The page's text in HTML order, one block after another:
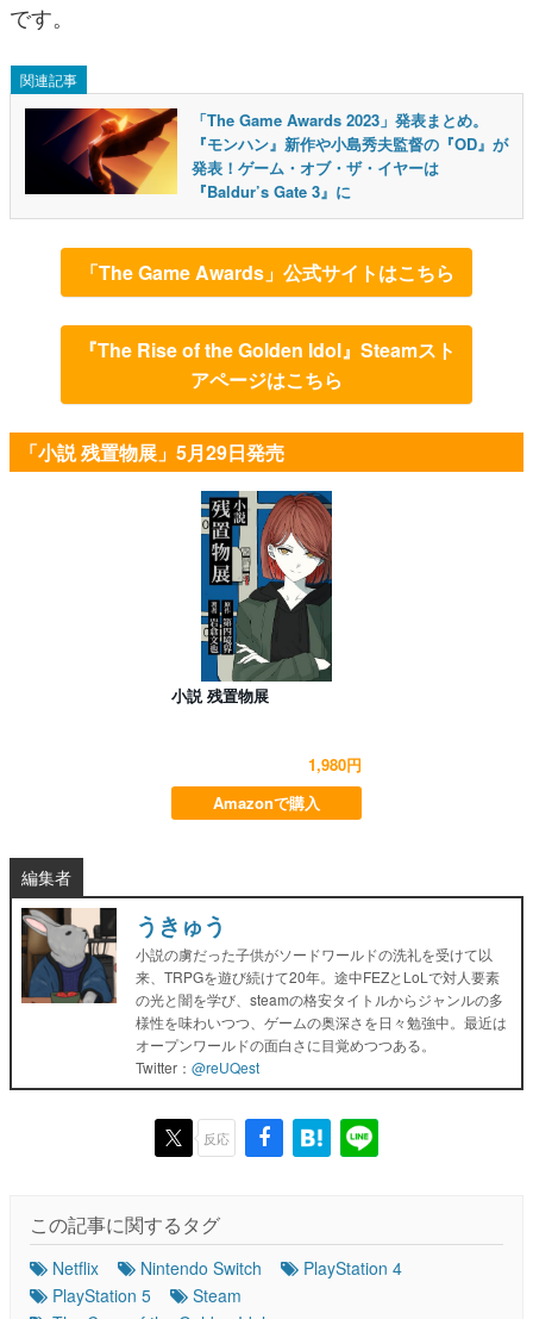
です。
関連記事
「The Game Awards 2023」発表まとめ。
『モンハン』新作や小島秀夫監督の『OD』が
発表！ゲーム・オブ・ザ・イヤーは
『Baldur’s Gate 3』に
「The Game Awards」公式サイトはこちら
『The Rise of the Golden Idol』Steamスト
アページはこちら
「小説 残置物展」5月29日発売
小説 残置物展
1,980円
Amazonで購入
編集者
うきゅう
小説の虜だった子供がソードワールドの洗礼を受けて以
来、TRPGを遊び続けて20年。途中FEZとLoLで対人要素
の光と闇を学び、steamの格安タイトルからジャンルの多
様性を味わいつつ、ゲームの奥深さを日々勉強中。最近は
オープンワールドの面白さに目覚めつつある。
Twitter： @reUQest
反応
この記事に関するタグ
Netflix Nintendo Switch
PlayStation 4
PlayStation 5
Steam